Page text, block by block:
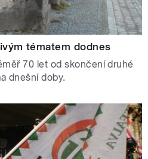
tématem dodnes
70 let od skončení druhé
dnešní doby.